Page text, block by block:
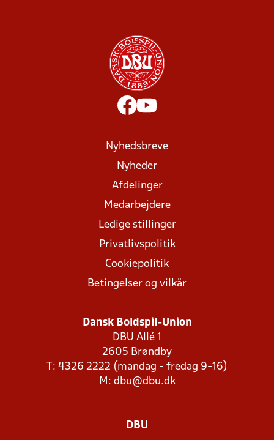
Nyhedsbreve
Nyheder
Afdelinger
Medarbejdere
Ledige stillinger
Privatlivspolitik
Cookiepolitik
Betingelser og vilkår
Dansk Boldspil-Union
DBU Allé 1
2605 Brøndby
T: 4326 2222 (mandag - fredag 9-16)
M: dbu@dbu.dk
DBU